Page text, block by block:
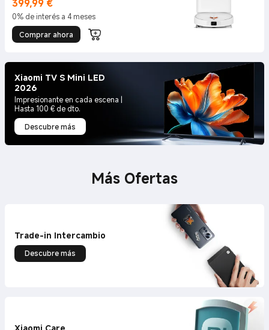
399,99 €
Current Price €399.99
0% de interés a 4 meses
Comprar ahora
Xiaomi TV S Mini LED
2026
Impresionante en cada escena |
Hasta 100 € de dto.
Descubre más
Más Ofertas
Trade-in Intercambio
Descubre más